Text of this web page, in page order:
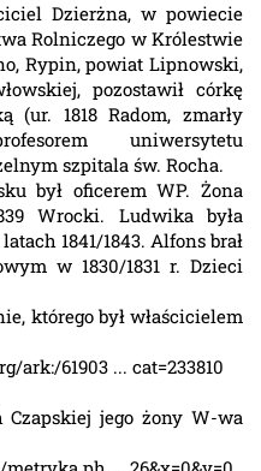
Dzierżna, w powiecie
Rolniczego w Królestwie
Rypin, powiat Lipnowski,
pozostawił córkę
(ur. 1818 Radom, zmarły
uniwersytetu
szpitala św. Rocha.
był oficerem WP. Żona
Wrocki. Ludwika była
1841/1843. Alfons brał
w 1830/1831 r. Dzieci
którego był właścicielem
ark:/61903 ... cat=233810
jego żony W-wa